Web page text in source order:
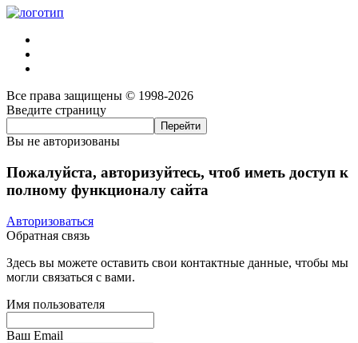
Все права защищены © 1998-2026
Введите страницу
Вы не авторизованы
Пожалуйста, авторизуйтесь, чтоб иметь доступ к
полному функционалу сайта
Авторизоваться
Обратная связь
Здесь вы можете оставить свои контактные данные, чтобы мы
могли связаться с вами.
Имя пользователя
Ваш Email